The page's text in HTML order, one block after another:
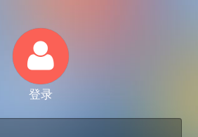
登录